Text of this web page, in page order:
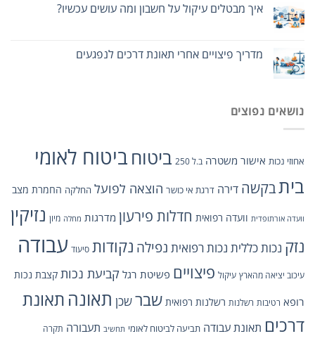
איך מבטלים עיקול על חשבון ומה עושים עכשיו?
מדריך פיצויים אחרי תאונת דרכים לנפגעים
נושאים נפוצים
אחוזי נכות אישור משטרה ב.ל 250 ביטוחביטוח לאומי
ביתבקשה דירה דרגת אי כושר הוצאה לפועל החלקה החמרת מצב
וועדה אורתופדית וועדה רפואית חדלות פירעון מדרגות מחלה מיון נזיקין
נזק נכות כללית נכות רפואית נפילה נקודות סיעוד עבודה
עיכוב יציאה מהארץ עיקול פיצויים פשיטת רגל קביעת נכות קצבת נכות
רופא רטיבות רשלנות רשלנות רפואית שברשכן תאונה תאונת
דרכים תאונת עבודה תביעה לביטוח לאומי תחשיב תעבורה תקרה